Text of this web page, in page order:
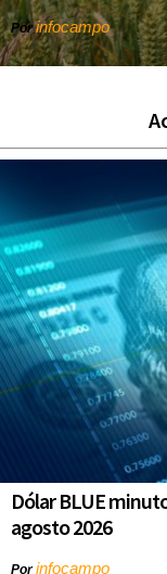
Porinfocampo
Dólar BLUE
agosto 2026
Porinfocampo